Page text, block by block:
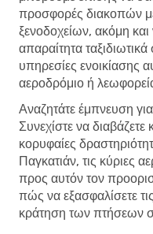
προσφορές διακοπών
ξενοδοχείων, ακόμη
απαραίτητα
υπηρεσίες ενοικίασης
αεροδρόμιο ή
Αναζητάτε έμπνευση
Συνεχίστε να διαβάζετε
κορυφαίες
Παγκατιάν, τις κύριες
προς αυτόν τον
πώς να εξασφαλίσετε
κράτηση των πτήσεων